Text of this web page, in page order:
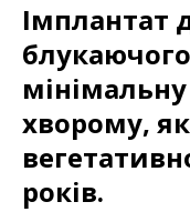
Імплантат
хворому,
років.